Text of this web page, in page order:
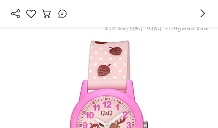
همه محصولات/
Q&Q
/ Q&Q بچه گانه